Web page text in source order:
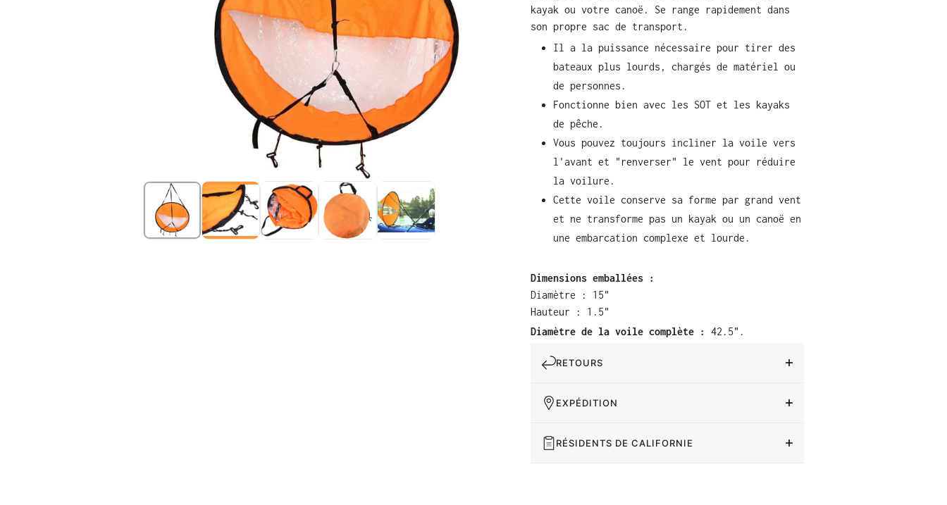
kayak ou votre canoë. Se range rapidement dans
son propre sac de transport.
Il a la puissance nécessaire pour tirer des
bateaux plus lourds, chargés de matériel ou
de personnes.
Fonctionne bien avec les SOT et les kayaks
de pêche.
Vous pouvez toujours incliner la voile vers
l'avant et "renverser" le vent pour réduire
la voilure.
Cette voile conserve sa forme par grand vent
et ne transforme pas un kayak ou un canoë en
une embarcation complexe et lourde.
Dimensions emballées :
Diamètre : 15"
Hauteur : 1.5"
Diamètre de la voile complète :
42.5".
RETOURS
EXPÉDITION
RÉSIDENTS DE CALIFORNIE